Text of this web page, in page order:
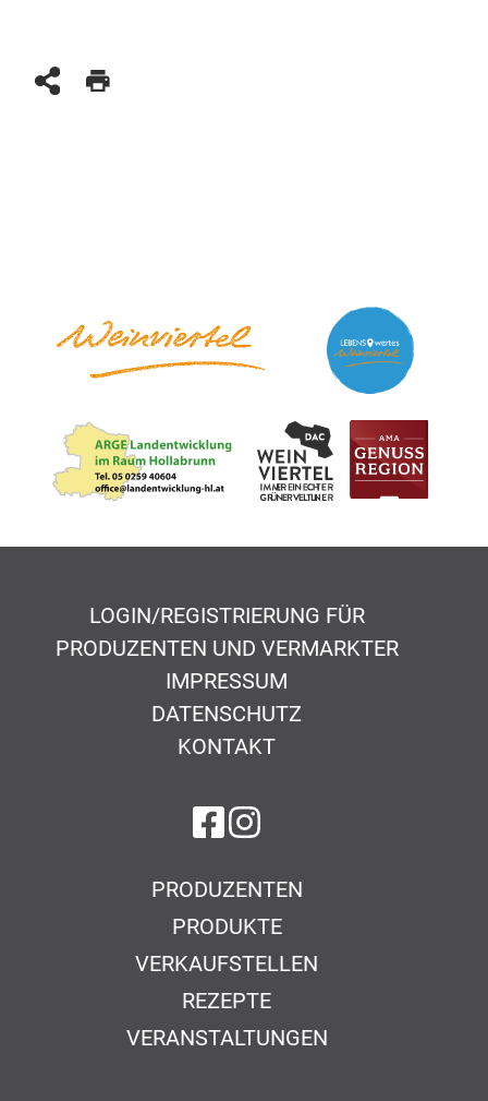
LOGIN/REGISTRIERUNG FÜR
PRODUZENTEN UND VERMARKTER
IMPRESSUM
DATENSCHUTZ
KONTAKT
auf Facebook
auf Instagram
PRODUZENTEN
PRODUKTE
VERKAUFSTELLEN
REZEPTE
VERANSTALTUNGEN